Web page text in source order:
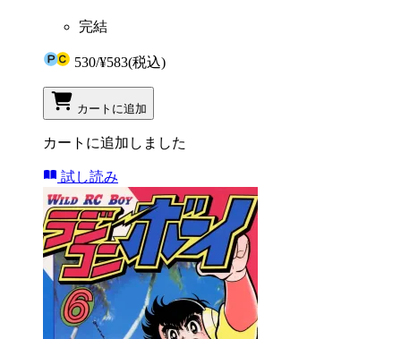
完結
530/¥583(税込)
カートに追加
カートに追加しました
試し読み